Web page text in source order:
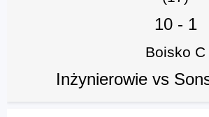
10- 1
Boisko C
Inżynierowie vs